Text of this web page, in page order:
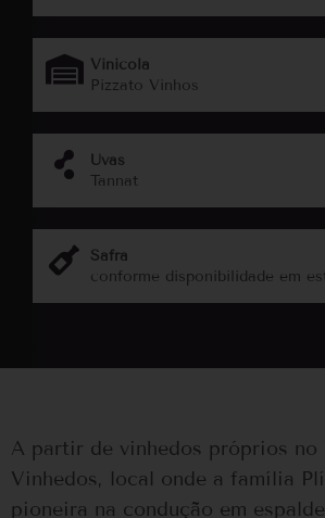
Vinicola
Pizzato Vinhos
Uvas
Tannat
Safra
conforme disponibilidade em
A partir de vinhedos próprios no
Vinhedos, local onde a família
pioneira na condução em